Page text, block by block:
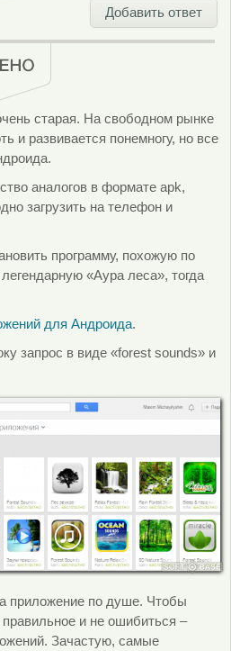
Добавить ответ
старая. На свободном рынке
и развивается понемногу, но все
аналогов в формате apk,
загрузить на телефон и
программу, похожую по
«Аура леса», тогда
для Андроида.
запрос в виде «forest sounds» и
приложение по душе. Чтобы
и не ошибиться –
Зачастую, самые